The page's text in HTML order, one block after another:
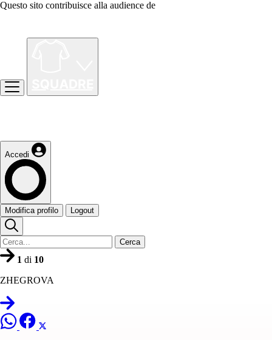
Questo sito contribuisce alla audience de
Accedi
Modifica profilo Logout
Cerca
1 di 10
ZHEGROVA